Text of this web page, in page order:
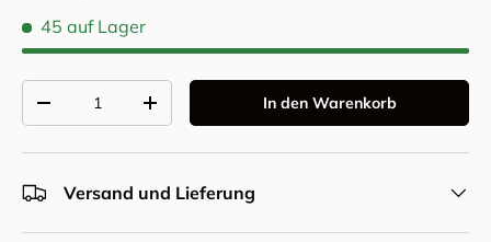
45 auf Lager
Menge verringernMenge erhöhen In den Warenkorb
Versand und Lieferung